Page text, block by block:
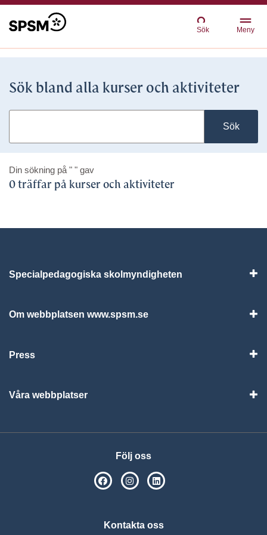
Sök Meny
Sök bland alla kurser och aktiviteter
Sök
Din sökning på " " gav
0 träffar på kurser och aktiviteter
Specialpedagogiska skolmyndigheten
Om webbplatsen www.spsm.se
Press
Våra webbplatser
Följ oss
SPSM på Facebook
SPSM på Instagram
Kontakta oss